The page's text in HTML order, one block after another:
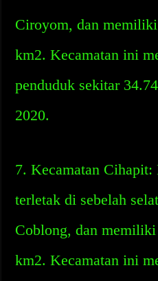
Ciroyom, dan
km2. Kecamatan ini
penduduk sekitar
2020.
7. Kecamatan
terletak di sebelah
Coblong, dan
km2. Kecamatan ini